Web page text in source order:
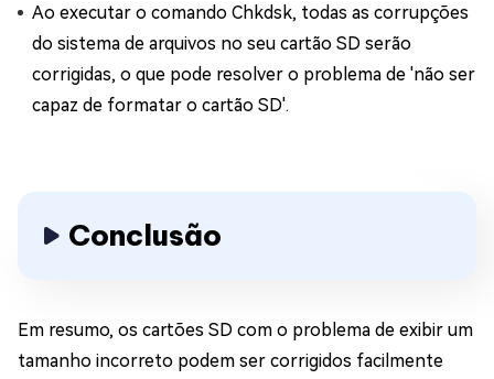
Ao executar o comando Chkdsk, todas as corrupções
do sistema de arquivos no seu cartão SD serão
corrigidas, o que pode resolver o problema de 'não ser
capaz de formatar o cartão SD'.
Conclusão
Em resumo, os cartões SD com o problema de exibir um
tamanho incorreto podem ser corrigidos facilmente